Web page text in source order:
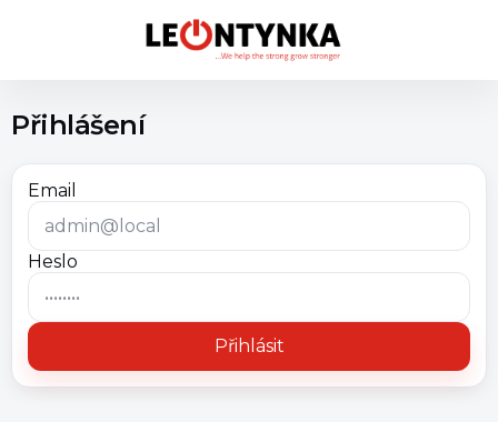
Přihlášení
Email
Heslo
Přihlásit